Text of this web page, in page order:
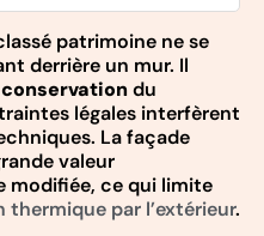
patrimoine ne se
derrière un mur. Il
conservationdu
légales interfèrent
La façade
valeur
modifiée, ce qui limite
thermique par l’extérieur.